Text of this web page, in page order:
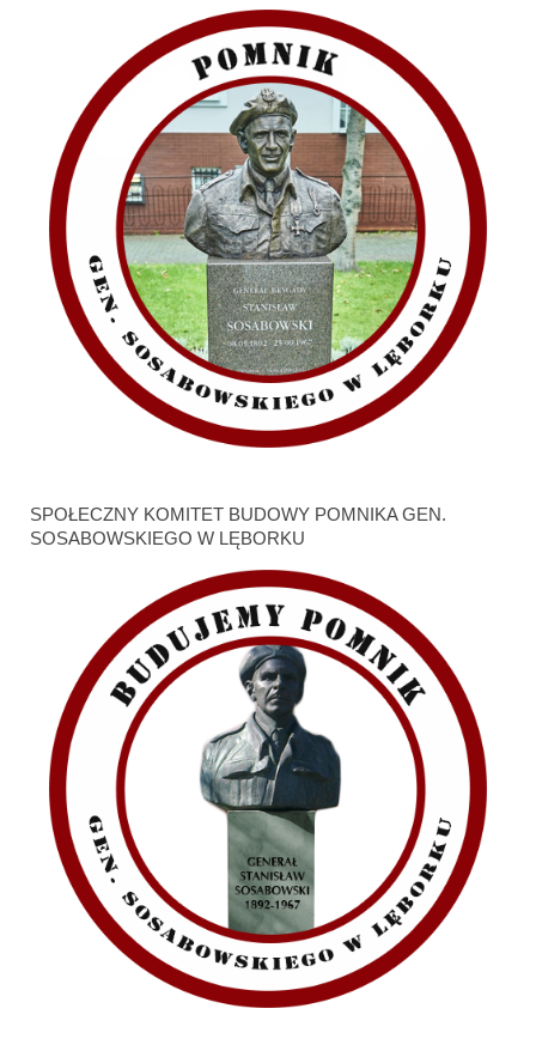
SPOŁECZNY KOMITET BUDOWY POMNIKA GEN.
SOSABOWSKIEGO W LĘBORKU